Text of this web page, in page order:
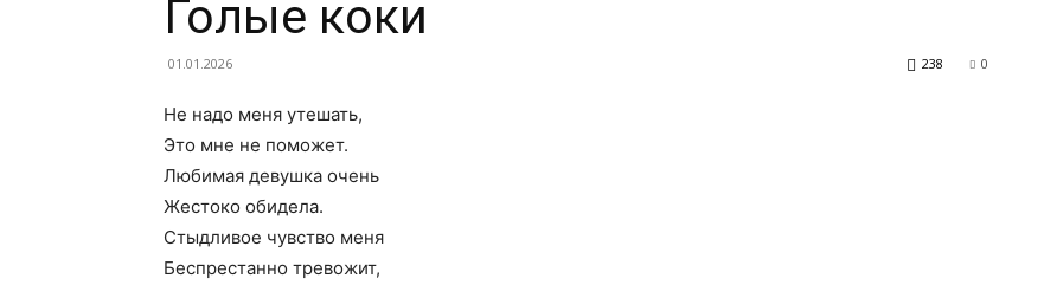
строительства
и
ремонта
Голые коки
01.01.2026 0
238
Не надо меня утешать,
Это мне не поможет.
Любимая девушка очень
Жестоко обидела.
Стыдливое чувство меня
Беспрестанно тревожит,